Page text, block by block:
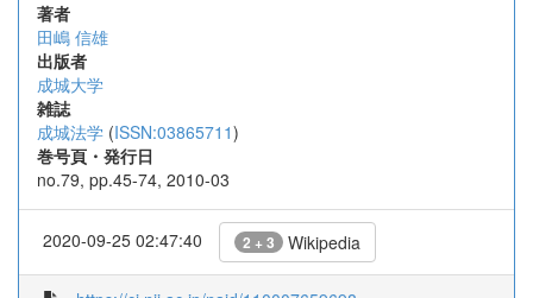
著者
田嶋 信雄
出版者
成城大学
雑誌
成城法学 (ISSN:03865711)
巻号頁・発行日
no.79, pp.45-74, 2010-03
2020-09-25 02:47:40 2 + 3 Wikipedia